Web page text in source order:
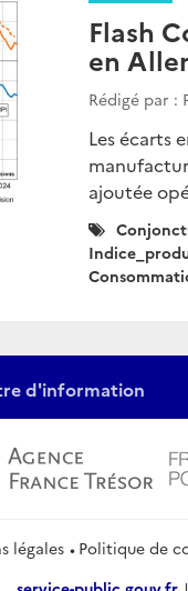
Flash
en
Rédigé par :
Les écarts
ajoutée
Catégories
:
d'information
légales Politique de